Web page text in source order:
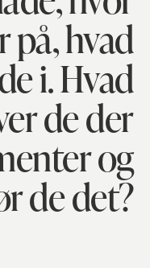
hvad
i. Hvad
de der
og
de det?